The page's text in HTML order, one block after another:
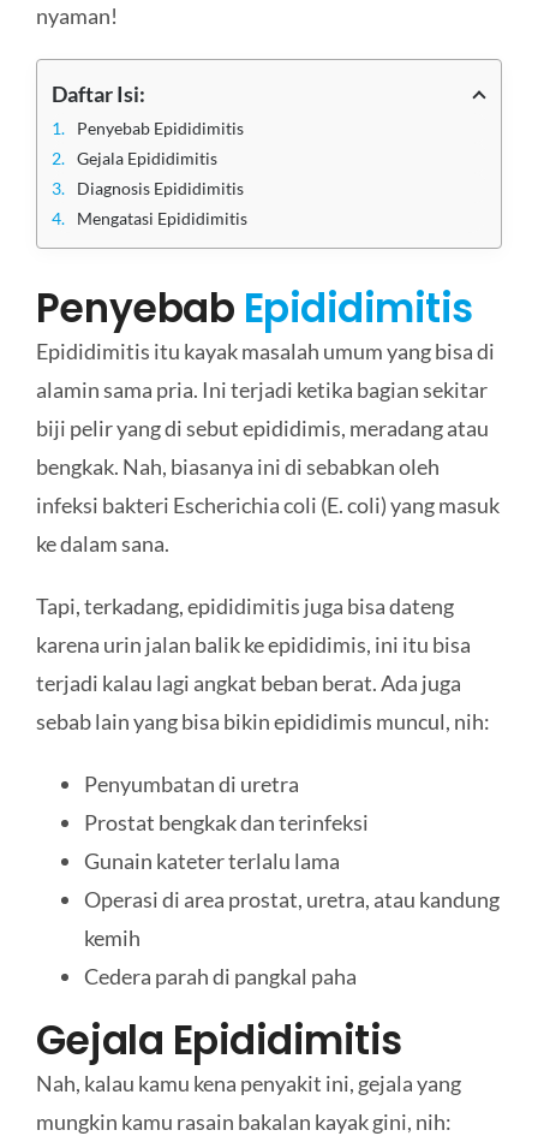
nyaman!
Daftar Isi:
Penyebab Epididimitis
Gejala Epididimitis
Diagnosis Epididimitis
Mengatasi Epididimitis
Penyebab Epididimitis
Epididimitis itu kayak masalah umum yang bisa di
alamin sama pria. Ini terjadi ketika bagian sekitar
biji pelir yang di sebut epididimis, meradang atau
bengkak. Nah, biasanya ini di sebabkan oleh
infeksi bakteri Escherichia coli (E. coli) yang masuk
ke dalam sana.
Tapi, terkadang, epididimitis juga bisa dateng
karena urin jalan balik ke epididimis, ini itu bisa
terjadi kalau lagi angkat beban berat. Ada juga
sebab lain yang bisa bikin epididimis muncul, nih:
Penyumbatan di uretra
Prostat bengkak dan terinfeksi
Gunain kateter terlalu lama
Operasi di area prostat, uretra, atau kandung
kemih
Cedera parah di pangkal paha
Gejala Epididimitis
Nah, kalau kamu kena penyakit ini, gejala yang
mungkin kamu rasain bakalan kayak gini, nih: